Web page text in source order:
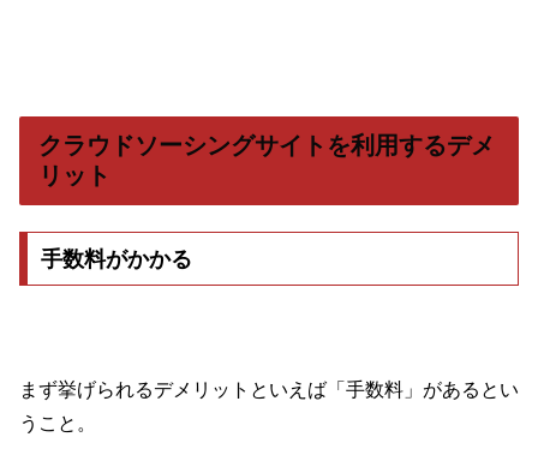
クラウドソーシングサイトを利用するデメ
リット
手数料がかかる
まず挙げられるデメリットといえば「手数料」があるとい
うこと。